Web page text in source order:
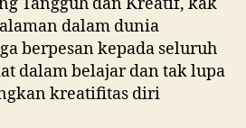
Tangguh dan Kreatif, kak
dalam dunia
berpesan kepada seluruh
dalam belajar dan tak lupa
kreatifitas diri